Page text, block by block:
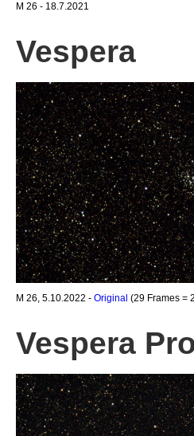
M 26 - 18.7.2021
Vespera
M 26, 5.10.2022 - Original (29 Frames =
Vespera